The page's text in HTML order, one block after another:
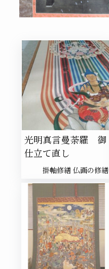
光明真言曼荼羅 御
仕立て直し
掛軸修繕 仏画の修繕